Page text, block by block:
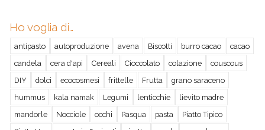
Ho voglia di…
antipasto autoproduzione avena Biscotti burro cacao
cacao
candela
cera d'api Cereali Cioccolato colazione
couscous
DIY
dolci ecocosmesi frittelle Frutta
grano saraceno
hummus
kala namak Legumi lenticchie
lievito madre
mandorle
Nocciole occhi Pasqua pasta
Piatto Tipico